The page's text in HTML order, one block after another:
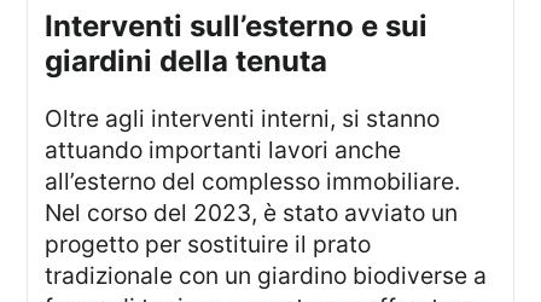
interventi sull’esterno e sui
giardini della tenuta
Oltre agli interventi interni, si stanno
attuando importanti lavori anche
all’esterno del complesso immobiliare.
Nel corso del 2023, è stato avviato un
progetto per sostituire il prato
tradizionale con un giardino biodiverse a